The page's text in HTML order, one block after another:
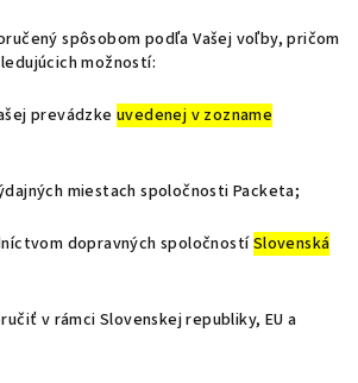
spôsobom podľa Vašej voľby, pričom
možností:
prevádzke uvedenej v zozname
miestach spoločnosti Packeta;
dopravných spoločnostíSlovenská
v rámci Slovenskej republiky, EU a